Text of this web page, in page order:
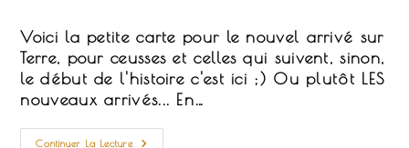
la
publication :
Voici la petite carte pour le nouvel arrivé sur
Terre, pour ceusses et celles qui suivent, sinon,
le début de l'histoire c'est ici ;) Ou plutôt LES
nouveaux arrivés... En…
Continuer La LectureCarte